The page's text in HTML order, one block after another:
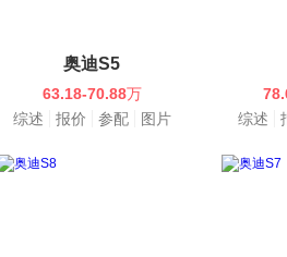
奥迪S5
63.18-70.88万
综述
报价 参配 图片
综述